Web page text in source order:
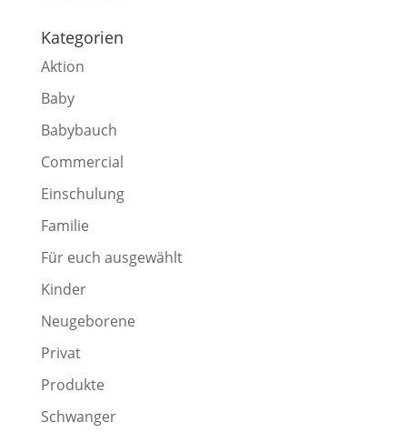
Kategorien
Aktion
Baby
Babybauch
Commercial
Einschulung
Familie
Für euch ausgewählt
Kinder
Neugeborene
Privat
Produkte
Schwanger